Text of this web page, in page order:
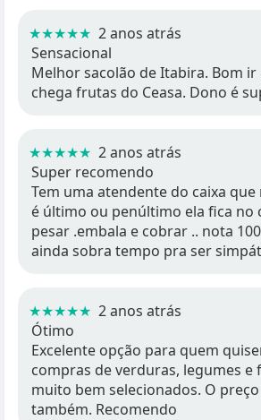
★★★★★ 2 anos atrás
Sensacional
Melhor sacolão de Itabira. Bom
chega frutas do Ceasa. Dono é
★★★★★ 2 anos atrás
Super recomendo
Tem uma atendente do caixa que
é último ou penúltimo ela fica no
pesar .embala e cobrar .. nota
ainda sobra tempo pra ser
★★★★★ 2 anos atrás
Ótimo
Excelente opção para quem
compras de verduras, legumes e
muito bem selecionados. O
também. Recomendo